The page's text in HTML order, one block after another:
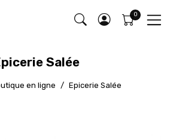
Salée
en ligne Epicerie Salée